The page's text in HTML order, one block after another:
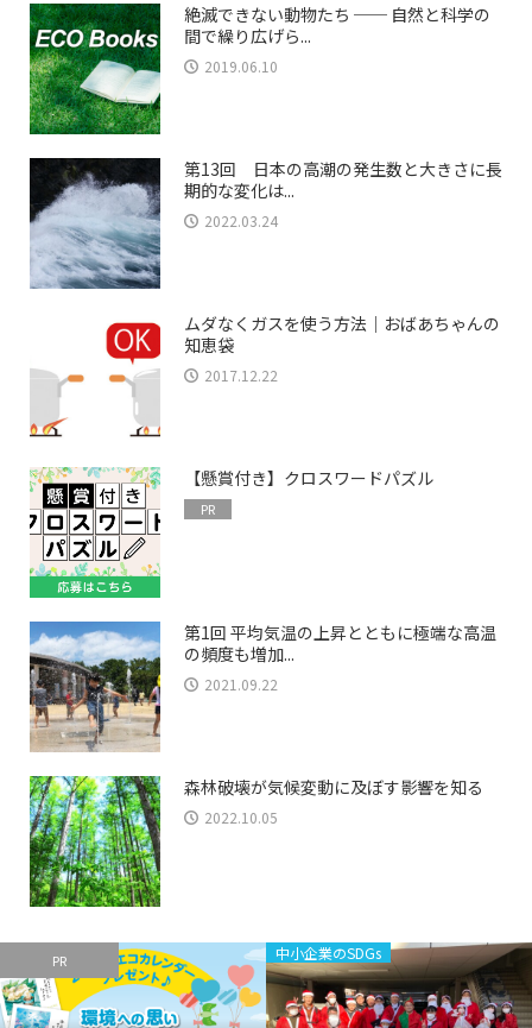
絶滅できない動物たち ── 自然と科学の
間で繰り広げら...
2019.06.10
第13回 日本の高潮の発生数と大きさに長
期的な変化は...
2022.03.24
ムダなくガスを使う方法｜おばあちゃんの
知恵袋
2017.12.22
【懸賞付き】クロスワードパズル
PR
第1回 平均気温の上昇とともに極端な高温
の頻度も増加...
2021.09.22
森林破壊が気候変動に及ぼす影響を知る
2022.10.05
PR 中小企業のSDGs